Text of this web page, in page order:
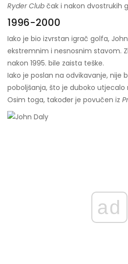
Ryder Club čak i nakon dvostrukih
1996-2000
Iako je bio izvrstan igrač golfa,
ekstremnim i nesnosnim stavom.
nakon 1995. bile zaista teške.
Iako je poslan na odvikavanje, nije
poboljšanja, što je duboko utjecalo
Osim toga, također je povučen iz
ad